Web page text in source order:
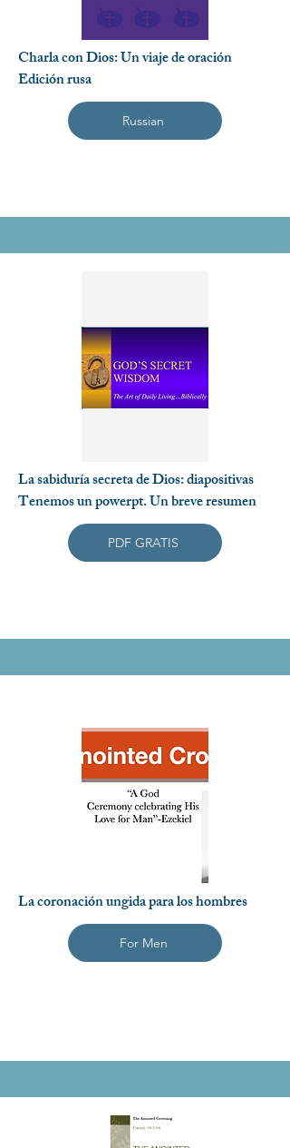
Charla con Dios: Un viaje de oración
Edición rusa
Russian
La sabiduría secreta de Dios: diapositivas
Tenemos un powerpt. Un breve resumen
PDF GRATIS
La coronación ungida para los hombres
For Men